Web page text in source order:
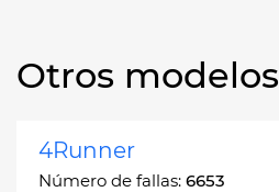
Otros modelos
4Runner
Número de fallas: 6653